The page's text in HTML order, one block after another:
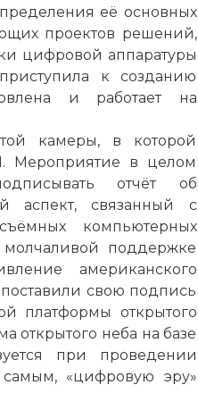
её основных
проектов решений,
цифровой аппаратуры
к созданию
и работает на
камеры, в которой
Мероприятие в целом
отчёт об
аспект, связанный с
компьютерных
поддержке
американского
свою подпись
платформы открытого
открытого неба на базе
при проведении
самым, «цифровую эру»